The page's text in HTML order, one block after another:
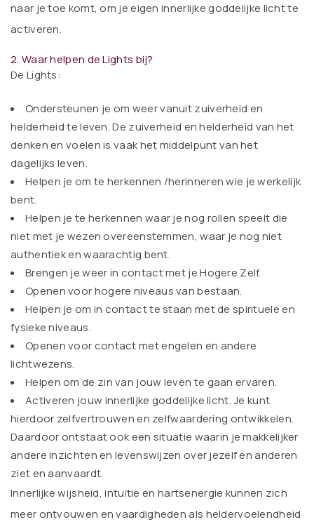
naar je toe komt, om je eigen innerlijke goddelijke licht te
activeren.
2. Waar helpen de Lights bij?
De Lights:
Ondersteunen je om weer vanuit zuiverheid en
helderheid te leven. De zuiverheid en helderheid van het
denken en voelen is vaak het middelpunt van het
dagelijks leven.
Helpen je om te herkennen /herinneren wie je werkelijk
bent.
Helpen je te herkennen waar je nog rollen speelt die
niet met je wezen overeenstemmen, waar je nog niet
authentiek en waarachtig bent.
Brengen je weer in contact met je Hogere Zelf.
Openen voor hogere niveaus van bestaan.
Helpen je om in contact te staan met de spirituele en
fysieke niveaus.
Openen voor contact met engelen en andere
lichtwezens.
Helpen om de zin van jouw leven te gaan ervaren.
Activeren jouw innerlijke goddelijke licht. Je kunt
hierdoor zelfvertrouwen en zelfwaardering ontwikkelen.
Daardoor ontstaat ook een situatie waarin je makkelijker
andere inzichten en levenswijzen over jezelf en anderen
ziet en aanvaardt.
Innerlijke wijsheid, intuïtie en hartsenergie kunnen zich
meer ontvouwen en vaardigheden als heldervoelendheid